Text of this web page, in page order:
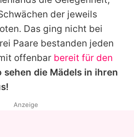
der jeweils
Das ging nicht bei
Paare bestanden jeden
offenbar bereit für den
sehen die Mädels in ihren
Anzeige